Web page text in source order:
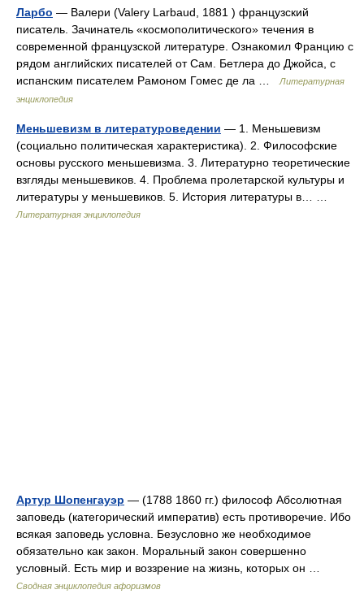
Ларбо — Валери (Valery Larbaud, 1881 ) французский
писатель. Зачинатель «космополитического» течения в
современной французской литературе. Ознакомил Францию с
рядом английских писателей от Сам. Бетлера до Джойса, с
испанским писателем Рамоном Гомес де ла …
Литературная
энциклопедия
Меньшевизм в литературоведении — 1. Меньшевизм
(социально политическая характеристика). 2. Философские
основы русского меньшевизма. 3. Литературно теоретические
взгляды меньшевиков. 4. Проблема пролетарской культуры и
литературы у меньшевиков. 5. История литературы в… …
Литературная энциклопедия
Артур Шопенгауэр — (1788 1860 гг.) философ Абсолютная
заповедь (категорический императив) есть противоречие. Ибо
всякая заповедь условна. Безусловно же необходимое
обязательно как закон. Моральный закон совершенно
условный. Есть мир и воззрение на жизнь, которых он …
Сводная энциклопедия афоризмов